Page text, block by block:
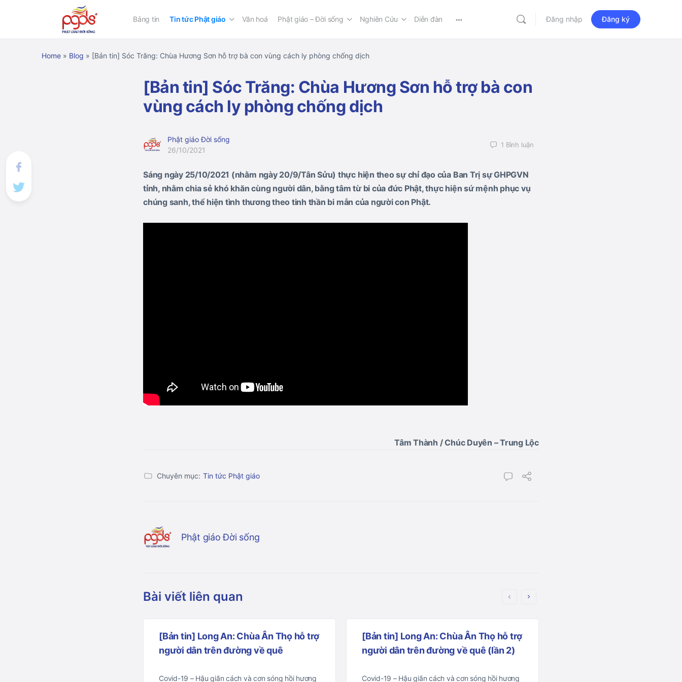
Bảng tin Tin tức Phật giáo Văn hoá Phật giáo – Đời sống Nghiên Cứu Diễn đàn Đăng nhập Đăng ký
Home » Blog » [Bản tin] Sóc Trăng: Chùa Hương Sơn hỗ trợ bà con vùng cách ly phòng chống dịch
[Bản tin] Sóc Trăng: Chùa Hương Sơn hỗ trợ bà con
vùng cách ly phòng chống dịch
Phật giáo Đời sống
26/10/2021
1 Bình luận
Sáng ngày 25/10/2021 (nhằm ngày 20/9/Tân Sửu) thực hiện theo sự chỉ đạo của Ban Trị sự GHPGVN
tỉnh, nhằm chia sẻ khó khăn cùng người dân, bằng tâm từ bi của đức Phật, thực hiện sứ mệnh phục vụ
chúng sanh, thể hiện tình thương theo tinh thần bi mẫn của người con Phật.
Tâm Thành / Chúc Duyên – Trung Lộc
Chuyên mục: Tin tức Phật giáo
Phật giáo Đời sống
Bài viết liên quan
[Bản tin] Long An: Chùa Ân Thọ hỗ trợ
người dân trên đường về quê
Covid-19 – Hậu giãn cách và cơn sóng hồi hương
[Bản tin] Long An: Chùa Ân Thọ hỗ trợ
người dân trên đường về quê (lần 2)
Covid-19 – Hậu giãn cách và cơn sóng hồi hương